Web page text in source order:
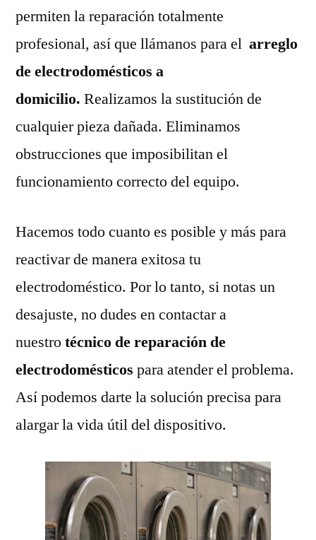
permiten la reparación totalmente
profesional, así que llámanos para el arreglo
de electrodomésticos a
domicilio. Realizamos la sustitución de
cualquier pieza dañada. Eliminamos
obstrucciones que imposibilitan el
funcionamiento correcto del equipo.
Hacemos todo cuanto es posible y más para
reactivar de manera exitosa tu
electrodoméstico. Por lo tanto, si notas un
desajuste, no dudes en contactar a
nuestrotécnico de reparación de
electrodomésticos para atender el problema.
Así podemos darte la solución precisa para
alargar la vida útil del dispositivo.